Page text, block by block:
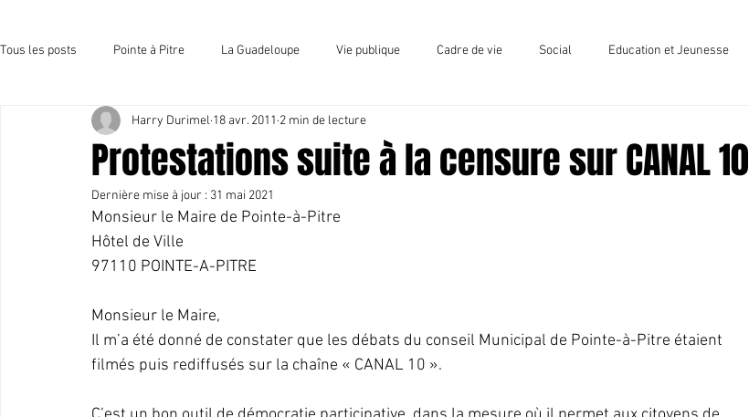
Tous les posts Pointe à Pitre La Guadeloupe Vie publique Cadre de vie Social Education et Jeunesse
Sport et culture Organisation politique
Protestations suite à la censure sur CANAL 10
Harry Durimel 18 avr. 2011 2 min de lecture
Dernière mise à jour : 31 mai 2021
Monsieur le Maire de Pointe-à-Pitre
Hôtel de Ville
97110 POINTE-A-PITRE
Monsieur le Maire,
Il m’a été donné de constater que les débats du conseil Municipal de Pointe-à-Pitre étaient
filmés puis rediffusés sur la chaîne « CANAL 10 ».